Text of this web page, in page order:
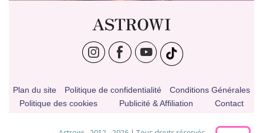
ASTROWI
Plan du site Politique de confidentialité
Conditions Générales
Politique des cookies
Publicité & Affiliation Contact